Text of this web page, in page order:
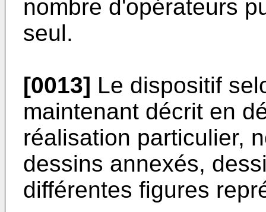
nombre d'opérateurs
seul.
[0013] Le dispositif
maintenant décrit en
réalisation particulier,
dessins annexés,
différentes figures